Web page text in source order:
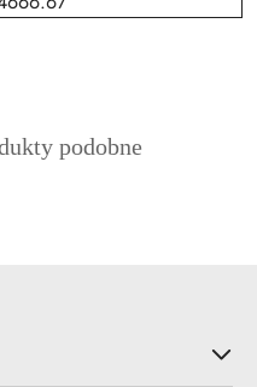
podobne